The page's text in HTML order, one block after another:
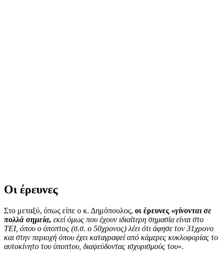
Οι έρευνες
Στο μεταξύ, όπως είπε ο κ. Δημόπουλος, οι έρευνες «γίνονται σε
πολλά σημεία, εκεί όμως που έχουν ιδιαίτερη σημασία είναι στο
ΤΕΙ, όπου ο ύποπτος (σ.σ. ο 50χρονος) λέει ότι άφησε τον 31χρονο
και στην περιοχή όπου έχει καταγραφεί από κάμερες κυκλοφορίας το
αυτοκίνητο του ύποπτου, διαψεύδοντας ισχυρισμούς του».